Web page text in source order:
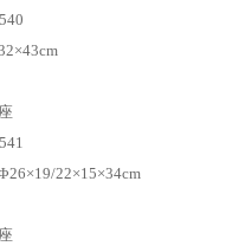
22×15×34cm